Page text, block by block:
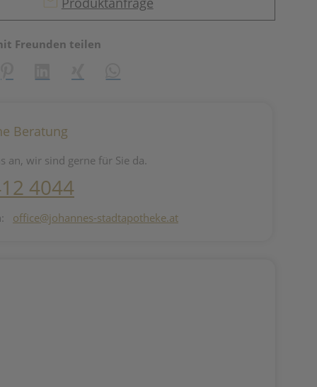
Freunden teilen
Beratung
an, wir sind gerne für Sie da.
4044
office@johannes-stadtapotheke.at